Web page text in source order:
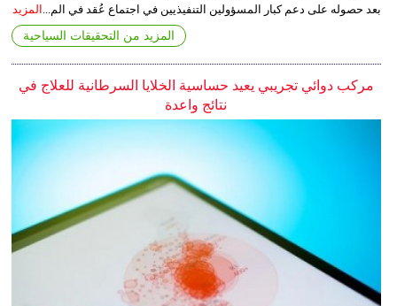
بعد حصوله على دعم كبار المسؤولين التنفيذيين في اجتماع عُقد في الم...
المزيد
المزيد من التحقيقات السياحية
مركب دوائي تجريبي يعيد حساسية الخلايا السرطانية للعلاج في
نتائج واعدة